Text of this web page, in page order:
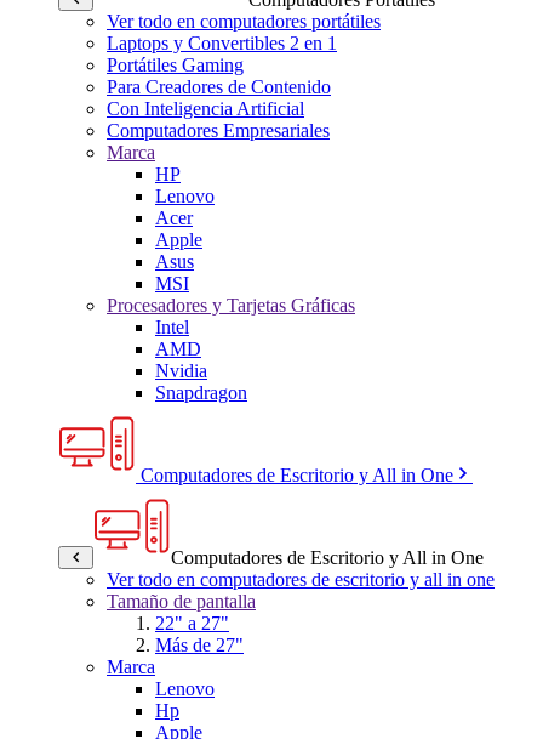
Ver todo en computadores portátiles
Laptops y Convertibles 2 en 1
Portátiles Gaming
Para Creadores de Contenido
Con Inteligencia Artificial
Computadores Empresariales
Marca
HP
Lenovo
Acer
Apple
Asus
MSI
Procesadores y Tarjetas Gráficas
Intel
AMD
Nvidia
Snapdragon
Computadores de Escritorio y All in One
Computadores de Escritorio y All in One
Ver todo en computadores de escritorio y all in one
Tamaño de pantalla
22" a 27"
Más de 27"
Marca
Lenovo
Hp
Apple